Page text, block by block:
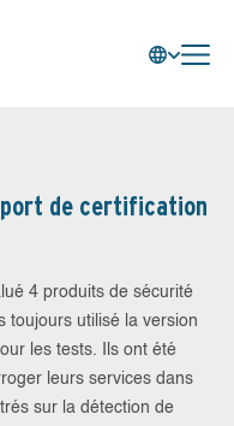
de certification
4 produits de sécurité
toujours utilisé la version
les tests. Ils ont été
leurs services dans
sur la détection de